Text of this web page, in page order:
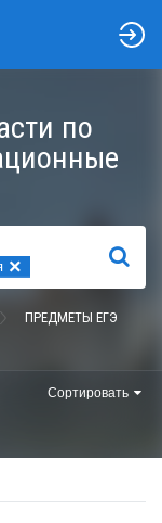
по
× НАЙТИ
ПРЕДМЕТЫ ЕГЭ
Сортировать